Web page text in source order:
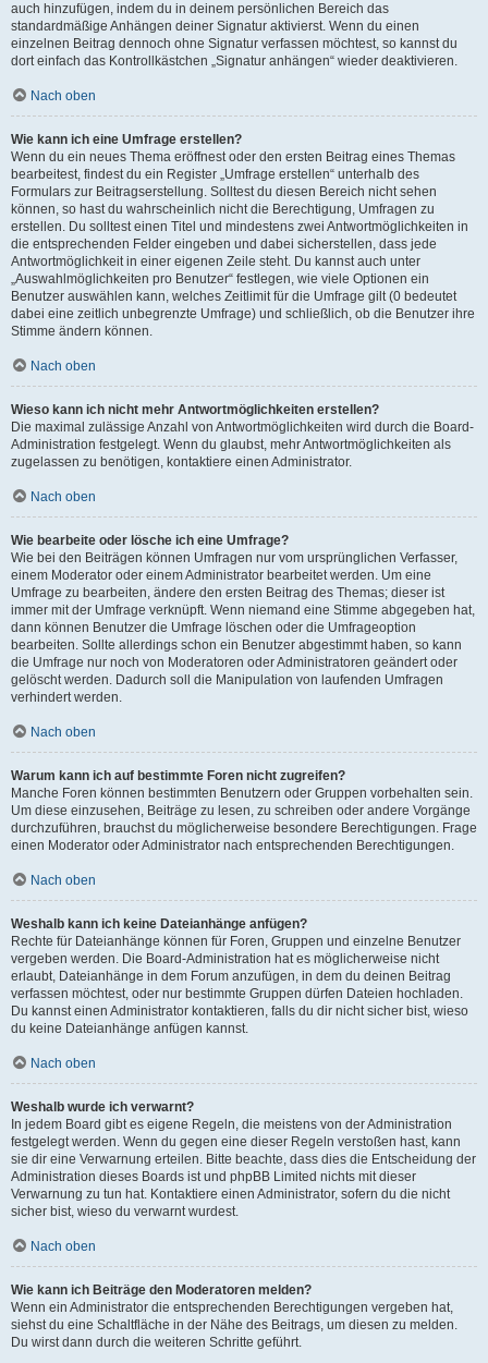
auch hinzufügen, indem du in deinem persönlichen Bereich das
standardmäßige Anhängen deiner Signatur aktivierst. Wenn du einen
einzelnen Beitrag dennoch ohne Signatur verfassen möchtest, so kannst du
dort einfach das Kontrollkästchen „Signatur anhängen“ wieder deaktivieren.
Nach oben
Wie kann ich eine Umfrage erstellen?
Wenn du ein neues Thema eröffnest oder den ersten Beitrag eines Themas
bearbeitest, findest du ein Register „Umfrage erstellen“ unterhalb des
Formulars zur Beitragserstellung. Solltest du diesen Bereich nicht sehen
können, so hast du wahrscheinlich nicht die Berechtigung, Umfragen zu
erstellen. Du solltest einen Titel und mindestens zwei Antwortmöglichkeiten in
die entsprechenden Felder eingeben und dabei sicherstellen, dass jede
Antwortmöglichkeit in einer eigenen Zeile steht. Du kannst auch unter
„Auswahlmöglichkeiten pro Benutzer“ festlegen, wie viele Optionen ein
Benutzer auswählen kann, welches Zeitlimit für die Umfrage gilt (0 bedeutet
dabei eine zeitlich unbegrenzte Umfrage) und schließlich, ob die Benutzer ihre
Stimme ändern können.
Nach oben
Wieso kann ich nicht mehr Antwortmöglichkeiten erstellen?
Die maximal zulässige Anzahl von Antwortmöglichkeiten wird durch die Board-
Administration festgelegt. Wenn du glaubst, mehr Antwortmöglichkeiten als
zugelassen zu benötigen, kontaktiere einen Administrator.
Nach oben
Wie bearbeite oder lösche ich eine Umfrage?
Wie bei den Beiträgen können Umfragen nur vom ursprünglichen Verfasser,
einem Moderator oder einem Administrator bearbeitet werden. Um eine
Umfrage zu bearbeiten, ändere den ersten Beitrag des Themas; dieser ist
immer mit der Umfrage verknüpft. Wenn niemand eine Stimme abgegeben hat,
dann können Benutzer die Umfrage löschen oder die Umfrageoption
bearbeiten. Sollte allerdings schon ein Benutzer abgestimmt haben, so kann
die Umfrage nur noch von Moderatoren oder Administratoren geändert oder
gelöscht werden. Dadurch soll die Manipulation von laufenden Umfragen
verhindert werden.
Nach oben
Warum kann ich auf bestimmte Foren nicht zugreifen?
Manche Foren können bestimmten Benutzern oder Gruppen vorbehalten sein.
Um diese einzusehen, Beiträge zu lesen, zu schreiben oder andere Vorgänge
durchzuführen, brauchst du möglicherweise besondere Berechtigungen. Frage
einen Moderator oder Administrator nach entsprechenden Berechtigungen.
Nach oben
Weshalb kann ich keine Dateianhänge anfügen?
Rechte für Dateianhänge können für Foren, Gruppen und einzelne Benutzer
vergeben werden. Die Board-Administration hat es möglicherweise nicht
erlaubt, Dateianhänge in dem Forum anzufügen, in dem du deinen Beitrag
verfassen möchtest, oder nur bestimmte Gruppen dürfen Dateien hochladen.
Du kannst einen Administrator kontaktieren, falls du dir nicht sicher bist, wieso
du keine Dateianhänge anfügen kannst.
Nach oben
Weshalb wurde ich verwarnt?
In jedem Board gibt es eigene Regeln, die meistens von der Administration
festgelegt werden. Wenn du gegen eine dieser Regeln verstoßen hast, kann
sie dir eine Verwarnung erteilen. Bitte beachte, dass dies die Entscheidung der
Administration dieses Boards ist und phpBB Limited nichts mit dieser
Verwarnung zu tun hat. Kontaktiere einen Administrator, sofern du die nicht
sicher bist, wieso du verwarnt wurdest.
Nach oben
Wie kann ich Beiträge den Moderatoren melden?
Wenn ein Administrator die entsprechenden Berechtigungen vergeben hat,
siehst du eine Schaltfläche in der Nähe des Beitrags, um diesen zu melden.
Du wirst dann durch die weiteren Schritte geführt.